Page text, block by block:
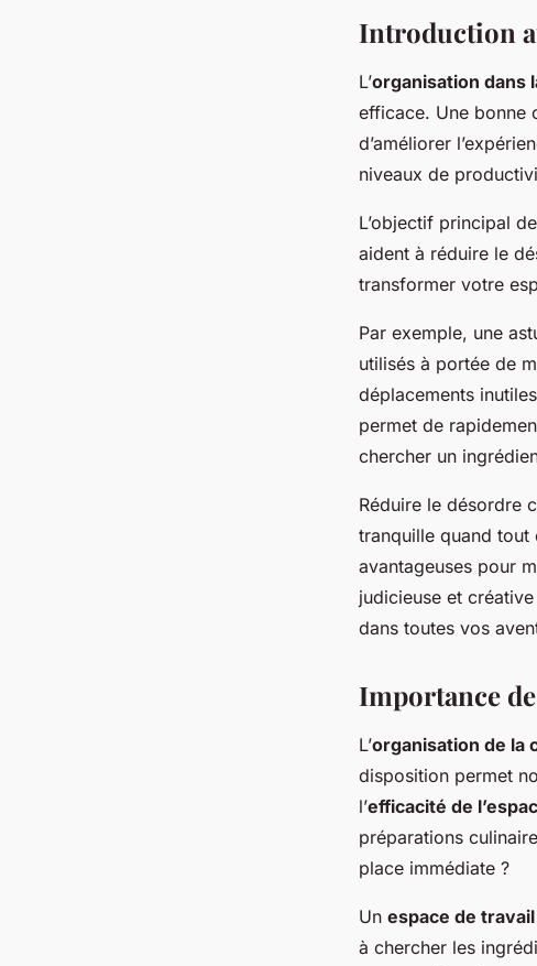
Introduction
L’organisation dans
efficace. Une bonne
d’améliorer
niveaux de
L’objectif principal
aident à réduire le
transformer votre
Par exemple, une
utilisés à portée de
déplacements
permet de
chercher un
Réduire le désordre
tranquille quand tout
avantageuses pour
judicieuse et
dans toutes vos
Importance
L’organisation de la
disposition permet
l’efficacité de
préparations
place immédiate ?
Un espace de
à chercher les